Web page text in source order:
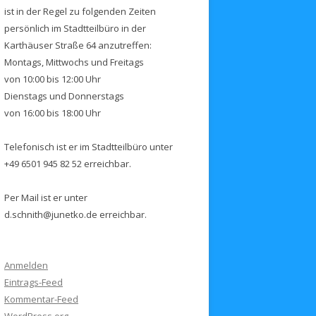
ist in der Regel zu folgenden Zeiten
persönlich im Stadtteilbüro in der
Karthäuser Straße 64 anzutreffen:
Montags, Mittwochs und Freitags
von 10:00 bis 12:00 Uhr
Dienstags und Donnerstags
von 16:00 bis 18:00 Uhr
Telefonisch ist er im Stadtteilbüro unter
+49 6501 945 82 52 erreichbar.
Per Mail ist er unter
d.schnith@junetko.de erreichbar.
Anmelden
Eintrags-Feed
Kommentar-Feed